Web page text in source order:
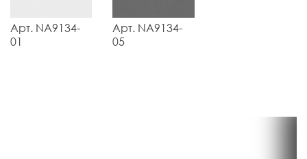
Арт. NA9134-
01
Арт. NA9134-
05